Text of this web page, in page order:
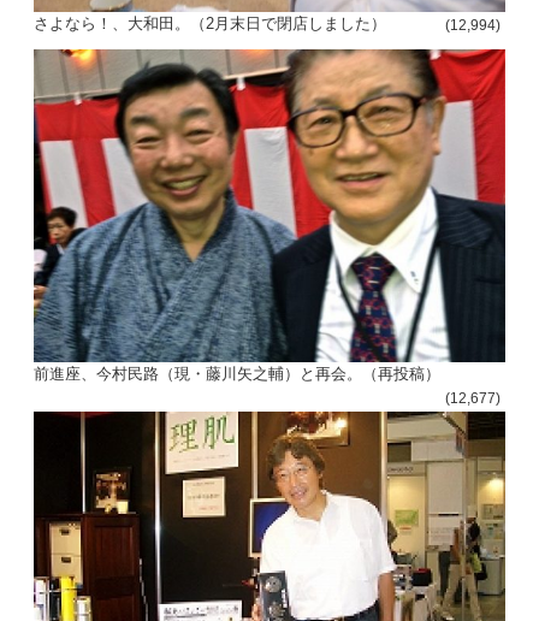
さよなら！、大和田。（2月末日で閉店しました） (12,994)
前進座、今村民路（現・藤川矢之輔）と再会。（再投稿）
(12,677)